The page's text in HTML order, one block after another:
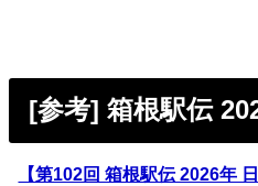
[参考] 箱根駅伝
【第102回 箱根駅伝 2026年